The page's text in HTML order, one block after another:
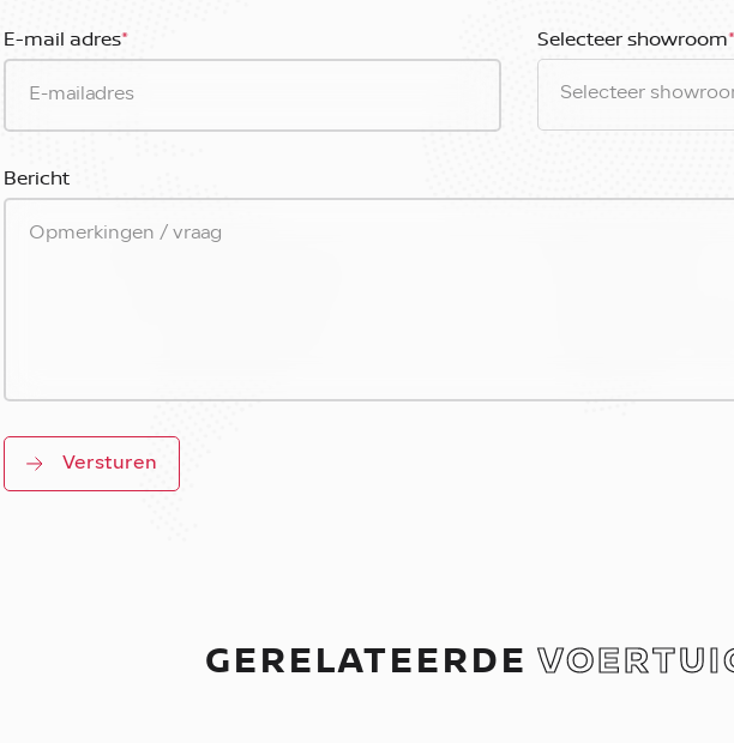
E-mail adres* Selecteer showroom*
Bericht
Versturen
GERELATEERDE